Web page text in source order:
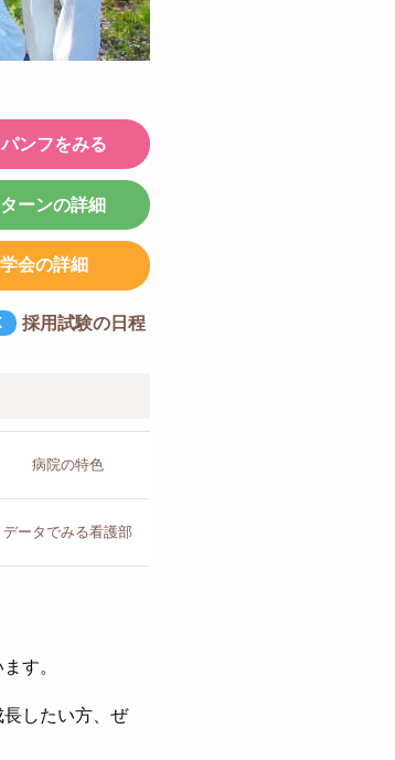
ンフをみる
ーンの詳細
会の詳細
採用試験の日程
病院の特色
データでみる看護部
す。
したい方、ぜ